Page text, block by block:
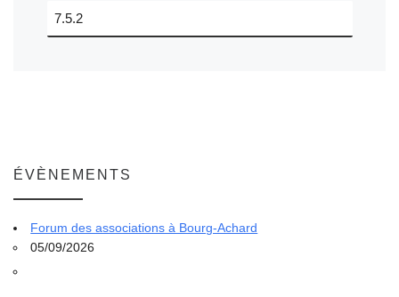
ÉVÈNEMENTS
Forum des associations à Bourg-Achard
05/09/2026